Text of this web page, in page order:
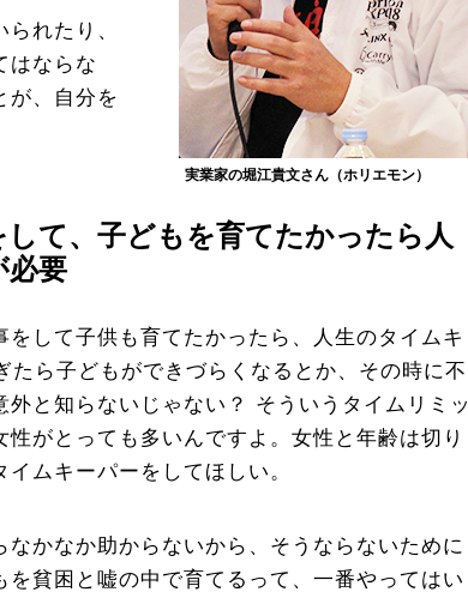
実業家の堀江貴文さん（ホリエモン）
れたり、
はならな
が、自分を
て、子どもを育てたかったら人
必要
をして子供も育てたかったら、人生のタイムキ
たら子どもができづらくなるとか、その時に不
と知らないじゃない？ そういうタイムリミッ
性がとっても多いんですよ。女性と年齢は切り
ムキーパーをしてほしい。
かなか助からないから、そうならないために
貧困と嘘の中で育てるって、一番やってはい